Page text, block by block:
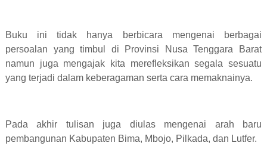
Buku ini tidak hanya berbicara mengenai berbagai
persoalan yang timbul di Provinsi Nusa Tenggara Barat
namun juga mengajak kita merefleksikan segala sesuatu
yang terjadi dalam keberagaman serta cara memaknainya.
Pada akhir tulisan juga diulas mengenai arah baru
pembangunan Kabupaten Bima, Mbojo, Pilkada, dan Lutfer.